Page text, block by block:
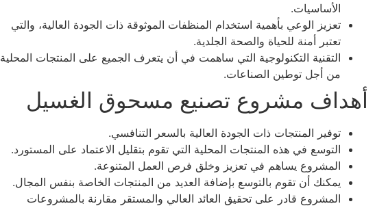
الأساسيات.
تعزيز الوعي بأهمية استخدام المنظفات الموثوقة ذات الجودة العالية، والتي
تعتبر أمنة للحياة والصحة الجلدية.
التقنية التكنولوجية التي ساهمت في أن يتعرف الجميع على المنتجات المحلية
من أجل توطين الصناعات.
أهداف مشروع تصنيع مسحوق الغسيل
توفير المنتجات ذات الجودة العالية بالسعر التنافسي.
التوسع في هذه المنتجات المحلية التي تقوم بتقليل الاعتماد على المستورد.
المشروع يساهم في تعزيز وخلق فرص العمل المتنوعة.
يمكنك أن تقوم بالتوسع بإضافة العديد من المنتجات الخاصة بنفس المجال.
المشروع قادر على تحقيق العائد العالي والمستقر مقارنة بالمشروعات